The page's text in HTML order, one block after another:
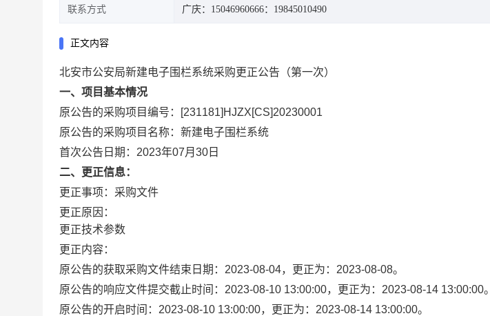
联系方式 广庆：15046960666：19845010490
正文内容
北安市公安局新建电子围栏系统采购更正公告（第一次）
一、项目基本情况
原公告的采购项目编号：[231181]HJZX[CS]20230001
原公告的采购项目名称：新建电子围栏系统
首次公告日期：2023年07月30日
二、更正信息：
更正事项： 采购文件
更正原因：
更正技术参数
更正内容：
原公告的获取采购文件结束日期：2023-08-04，更正为：2023-08-08。
原公告的响应文件提交截止时间：2023-08-10 13:00:00，更正为：2023-08-14 13:00:00。
原公告的开启时间：2023-08-10 13:00:00，更正为：2023-08-14 13:00:00。